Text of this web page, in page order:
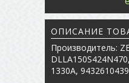
ОПИСАНИЕ
Производитель:
1330A, 9432610439